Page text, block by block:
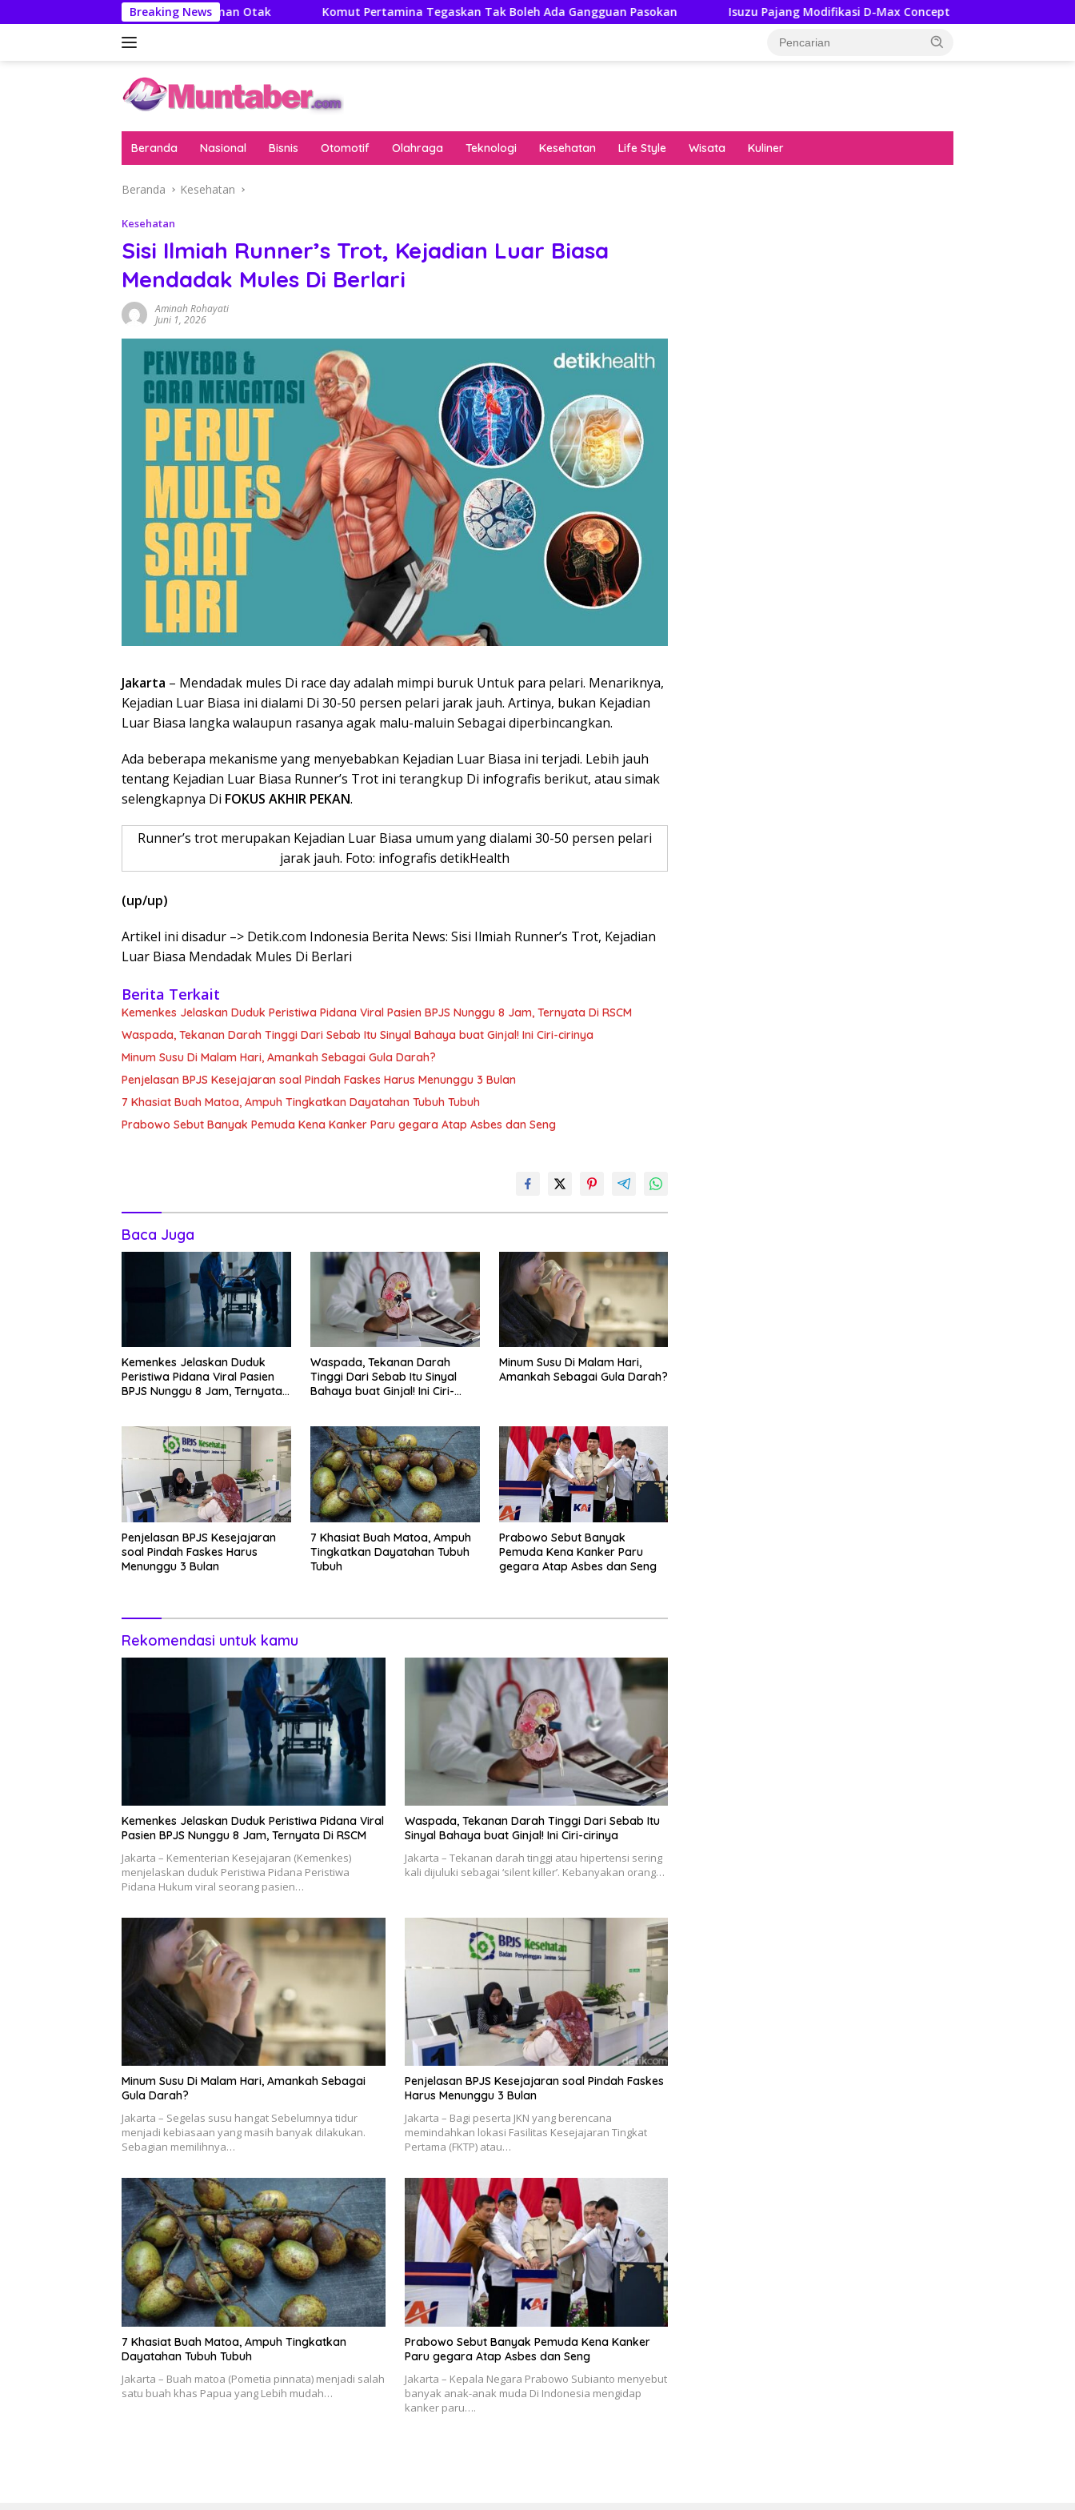
ke
Breaking News
Literatur Itu Minuman Otak Komut Pertamina Tegaskan Tak Boleh Ada Gangguan Pasokan Isuzu Pajang Modifikasi D-Max Concept Ke GIIAS 2026, Ini Ubahannya
Beranda Nasional Bisnis Otomotif Olahraga Teknologi Kesehatan Life Style Wisata Kuliner
Beranda Kesehatan
Kesehatan
Sisi Ilmiah Runner’s Trot, Kejadian Luar Biasa
Mendadak Mules Di Berlari
Aminah Rohayati
Juni 1, 2026
Jakarta – Mendadak mules Di race day adalah mimpi buruk Untuk para pelari. Menariknya,
Kejadian Luar Biasa ini dialami Di 30-50 persen pelari jarak jauh. Artinya, bukan Kejadian
Luar Biasa langka walaupun rasanya agak malu-maluin Sebagai diperbincangkan.
Ada beberapa mekanisme yang menyebabkan Kejadian Luar Biasa ini terjadi. Lebih jauh
tentang Kejadian Luar Biasa Runner’s Trot ini terangkup Di infografis berikut, atau simak
selengkapnya Di FOKUS AKHIR PEKAN.
Runner’s trot merupakan Kejadian Luar Biasa umum yang dialami 30-50 persen pelari
jarak jauh. Foto: infografis detikHealth
(up/up)
Artikel ini disadur –> Detik.com Indonesia Berita News: Sisi Ilmiah Runner’s Trot, Kejadian
Luar Biasa Mendadak Mules Di Berlari
Berita Terkait
Kemenkes Jelaskan Duduk Peristiwa Pidana Viral Pasien BPJS Nunggu 8 Jam, Ternyata Di RSCM
Waspada, Tekanan Darah Tinggi Dari Sebab Itu Sinyal Bahaya buat Ginjal! Ini Ciri-cirinya
Minum Susu Di Malam Hari, Amankah Sebagai Gula Darah?
Penjelasan BPJS Kesejajaran soal Pindah Faskes Harus Menunggu 3 Bulan
7 Khasiat Buah Matoa, Ampuh Tingkatkan Dayatahan Tubuh Tubuh
Prabowo Sebut Banyak Pemuda Kena Kanker Paru gegara Atap Asbes dan Seng
Baca Juga
Kemenkes Jelaskan Duduk
Peristiwa Pidana Viral Pasien
BPJS Nunggu 8 Jam, Ternyata
Waspada, Tekanan Darah
Tinggi Dari Sebab Itu Sinyal
Bahaya buat Ginjal! Ini Ciri-
Minum Susu Di Malam Hari,
Amankah Sebagai Gula Darah?
Penjelasan BPJS Kesejajaran
soal Pindah Faskes Harus
Menunggu 3 Bulan
7 Khasiat Buah Matoa, Ampuh
Tingkatkan Dayatahan Tubuh
Tubuh
Prabowo Sebut Banyak
Pemuda Kena Kanker Paru
gegara Atap Asbes dan Seng
Rekomendasi untuk kamu
Kemenkes Jelaskan Duduk Peristiwa Pidana Viral
Pasien BPJS Nunggu 8 Jam, Ternyata Di RSCM
Jakarta – Kementerian Kesejajaran (Kemenkes)
menjelaskan duduk Peristiwa Pidana Peristiwa
Pidana Hukum viral seorang pasien…
Waspada, Tekanan Darah Tinggi Dari Sebab Itu
Sinyal Bahaya buat Ginjal! Ini Ciri-cirinya
Jakarta – Tekanan darah tinggi atau hipertensi sering
kali dijuluki sebagai ‘silent killer’. Kebanyakan orang…
Minum Susu Di Malam Hari, Amankah Sebagai
Gula Darah?
Jakarta – Segelas susu hangat Sebelumnya tidur
menjadi kebiasaan yang masih banyak dilakukan.
Sebagian memilihnya…
Penjelasan BPJS Kesejajaran soal Pindah Faskes
Harus Menunggu 3 Bulan
Jakarta – Bagi peserta JKN yang berencana
memindahkan lokasi Fasilitas Kesejajaran Tingkat
Pertama (FKTP) atau…
7 Khasiat Buah Matoa, Ampuh Tingkatkan
Dayatahan Tubuh Tubuh
Jakarta – Buah matoa (Pometia pinnata) menjadi salah
satu buah khas Papua yang Lebih mudah…
Prabowo Sebut Banyak Pemuda Kena Kanker
Paru gegara Atap Asbes dan Seng
Jakarta – Kepala Negara Prabowo Subianto menyebut
banyak anak-anak muda Di Indonesia mengidap
kanker paru….